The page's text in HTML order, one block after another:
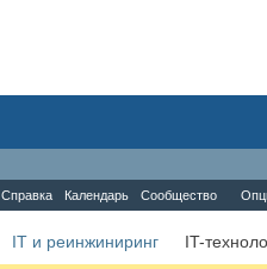
Справка Календарь Сообщество
IT и реинжиниринг IT-